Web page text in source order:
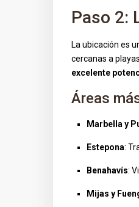
Paso 2:
La ubicación es
cercanas a
excelente
Áreas
Marbella y
Estepona:
Benahavís:
Mijas y